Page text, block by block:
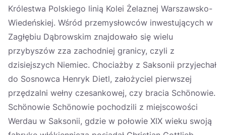
Królestwa Polskiego linią Kolei Żelaznej Warszawsko-
Wiedeńskiej. Wśród przemysłowców inwestujących w
Zagłębiu Dąbrowskim znajdowało się wielu
przybyszów zza zachodniej granicy, czyli z
dzisiejszych Niemiec. Chociażby z Saksonii przyjechał
do Sosnowca Henryk Dietl, założyciel pierwszej
przędzalni wełny czesankowej, czy bracia Schönowie.
Schönowie Schönowie pochodzili z miejscowości
Werdau w Saksonii, gdzie w połowie XIX wieku swoją